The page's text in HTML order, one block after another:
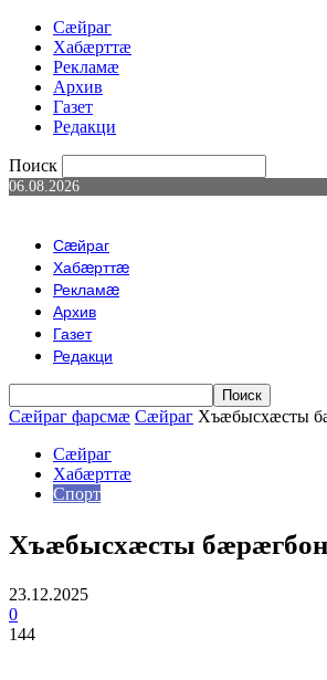
Сæйраг
Хабæрттæ
Рекламæ
Архив
Газет
Редакци
Поиск
06.08.2026
Сæйраг
Хабæрттæ
Рекламæ
Архив
Газет
Редакци
Сæйраг фарсмæ Сæйраг Хъæбысхæсты
Сæйраг
Хабæрттæ
Спорт
Хъæбысхæсты
23.12.2025
0
144